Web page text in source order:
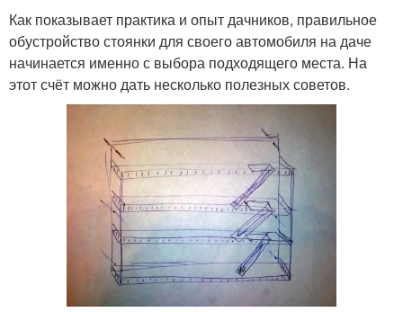
Как показывает практика и опыт дачников, правильное
обустройство стоянки для своего автомобиля на даче
начинается именно с выбора подходящего места. На
этот счёт можно дать несколько полезных советов.